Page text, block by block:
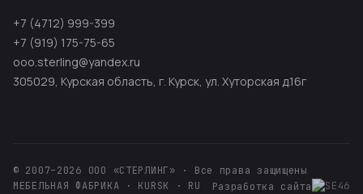
+7 (4712) 999-399
+7 (919) 175-75-65
ooo.sterling@yandex.ru
305029, Курская область, г. Курск, ул. Хуторская д.16г
© 2007–2026 ООО «СТЕРЛИНГ» · Все права защищены
МЕБЕЛЬНАЯ ФАБРИКА · KURSK · RU
Разработка сайта